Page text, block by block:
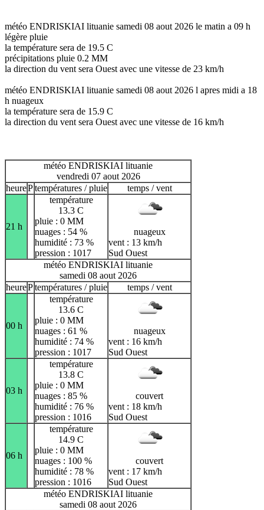
météo ENDRISKIAI lituanie samedi 08 aout 2026 le matin a 09 h
légère pluie
la température sera de 19.5 C
précipitations pluie 0.2 MM
la direction du vent sera Ouest avec une vitesse de 23 km/h
météo ENDRISKIAI lituanie samedi 08 aout 2026 l apres midi a 18
h nuageux
la température sera de 15.9 C
la direction du vent sera Ouest avec une vitesse de 16 km/h
météo ENDRISKIAI lituanie
vendredi 07 aout 2026
heurePtempératures / pluie temps / vent
21 h
température
13.3 C
pluie : 0 MM
nuages : 54 %
humidité : 73 %
pression : 1017
nuageux
vent : 13 km/h
Sud Ouest
météo ENDRISKIAI lituanie
samedi 08 aout 2026
heurePtempératures / pluie temps / vent
00 h
température
13.6 C
pluie : 0 MM
nuages : 61 %
humidité : 74 %
pression : 1017
nuageux
vent : 16 km/h
Sud Ouest
03 h
température
13.8 C
pluie : 0 MM
nuages : 85 %
humidité : 76 %
pression : 1016
couvert
vent : 18 km/h
Sud Ouest
06 h
température
14.9 C
pluie : 0 MM
nuages : 100 %
humidité : 78 %
pression : 1016
couvert
vent : 17 km/h
Sud Ouest
météo ENDRISKIAI lituanie
samedi 08 aout 2026